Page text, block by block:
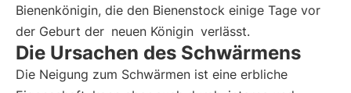
Bienenkönigin, die den Bienenstock einige Tage vor
der Geburt der neuen Königin verlässt.
Die Ursachen des Schwärmens
Die Neigung zum Schwärmen ist eine erbliche